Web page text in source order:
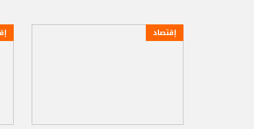
إقتصاد